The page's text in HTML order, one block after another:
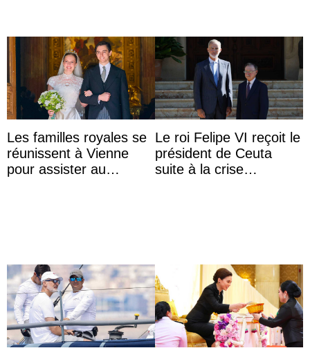
Les familles royales se
réunissent à Vienne
pour assister au
Le roi Felipe VI reçoit le
président de Ceuta
suite à la crise